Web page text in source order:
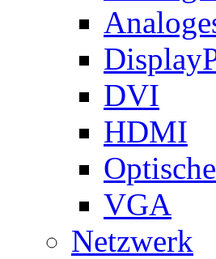
DVI
HDMI
VGA
Netzwerk